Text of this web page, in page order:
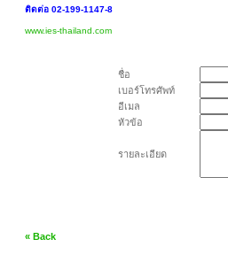
ติดต่อ 02-199-1147-8
www.ies-thailand.com
ชื่อ
เบอร์โทรศัพท์
อีเมล
หัวข้อ
รายละเอียด
« Back